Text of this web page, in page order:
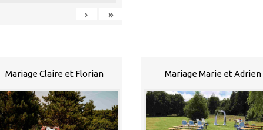
› »
Mariage Claire et Florian Mariage Marie et Adrien